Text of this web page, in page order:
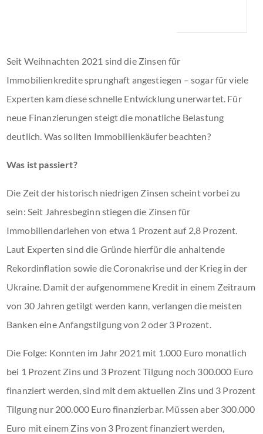
Seit Weihnachten 2021 sind die Zinsen für
Immobilienkredite sprunghaft angestiegen – sogar für viele
Experten kam diese schnelle Entwicklung unerwartet. Für
neue Finanzierungen steigt die monatliche Belastung
deutlich. Was sollten Immobilienkäufer beachten?
Was ist passiert?
Die Zeit der historisch niedrigen Zinsen scheint vorbei zu
sein: Seit Jahresbeginn stiegen die Zinsen für
Immobiliendarlehen von etwa 1 Prozent auf 2,8 Prozent.
Laut Experten sind die Gründe hierfür die anhaltende
Rekordinflation sowie die Coronakrise und der Krieg in der
Ukraine. Damit der aufgenommene Kredit in einem Zeitraum
von 30 Jahren getilgt werden kann, verlangen die meisten
Banken eine Anfangstilgung von 2 oder 3 Prozent.
Die Folge: Konnten im Jahr 2021 mit 1.000 Euro monatlich
bei 1 Prozent Zins und 3 Prozent Tilgung noch 300.000 Euro
finanziert werden, sind mit dem aktuellen Zins und 3 Prozent
Tilgung nur 200.000 Euro finanzierbar. Müssen aber 300.000
Euro mit einem Zins von 3 Prozent finanziert werden,